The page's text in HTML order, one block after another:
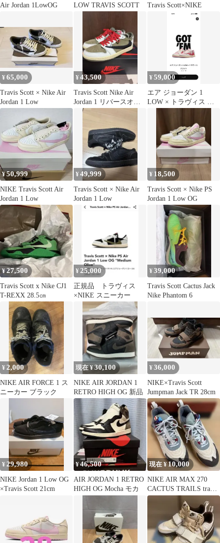
Air Jordan 1LowOG
LOW TRAVIS SCOTT
Travis Scott×NIKE
¥65,000
Travis Scott × Nike Air
Jordan 1 Low
¥43,500
Travis Scott Nike Air
Jordan 1 リバースオリ
ーブ
¥59,000
エア ジョーダン 1
LOW × トラヴィス ス
¥50,999
NIKE Travis Scott Air
Jordan 1 Low
¥49,999
Travis Scott × Nike Air
Jordan 1 Low
¥ 18,500
Travis Scott × Nike PS
Jordan 1 Low OG
¥27,500
Travis Scott x Nike CJ1
T-REXX 28.5㎝
¥ 25,000
正規品 トラヴィス
×NIKE スニーカー
¥39,000
Travis Scott Cactus Jack
Nike Phantom 6
¥2,000
NIKE AIR FORCE 1 ス
ニーカー ブラック
現在 ¥30,100
NIKE AIR JORDAN 1
RETRO HIGH OG 新品
¥36,000
NIKE×Travis Scott
Jumpman Jack TR 28cm
¥29,980
NIKE Jordan 1 Low OG
×Travis Scott 21cm
¥46,500
AIR JORDAN 1 RETRO
HIGH OG Mocha モカ
現在 ¥10,000
NIKE AIR MAX 270
CACTUS TRAILS travis
コラボ